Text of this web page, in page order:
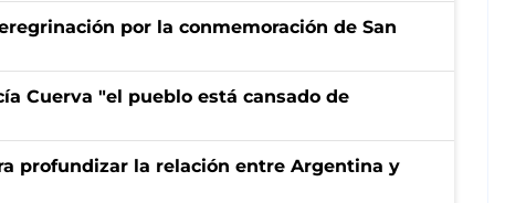
por la conmemoración de San
Cuerva "el pueblo está cansado de
profundizar la relación entre Argentina y